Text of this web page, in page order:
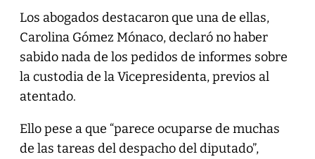
Los abogados destacaron que una de ellas,
Carolina Gómez Mónaco, declaró no haber
sabido nada de los pedidos de informes sobre
la custodia de la Vicepresidenta, previos al
atentado.
Ello pese a que “parece ocuparse de muchas
de las tareas del despacho del diputado”,